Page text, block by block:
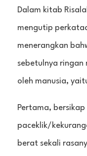
Dalam kitab
mengutip
menerangkan
sebetulnya ringan
oleh manusia,
Pertama,
paceklik/
berat sekali